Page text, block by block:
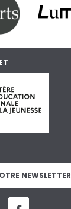
NEWSLETTER